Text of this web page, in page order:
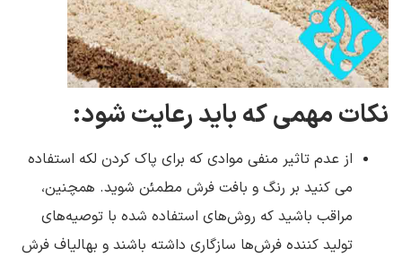
نکات مهمی که باید رعایت شود:
از عدم تاثیر منفی موادی که برای پاک کردن لکه استفاده
می کنید بر رنگ و بافت فرش مطمئن شوید. همچنین،
مراقب باشید که روش‌های استفاده شده با توصیه‌های
تولید کننده فرش‌ها سازگاری داشته باشند و بهالیاف فرش